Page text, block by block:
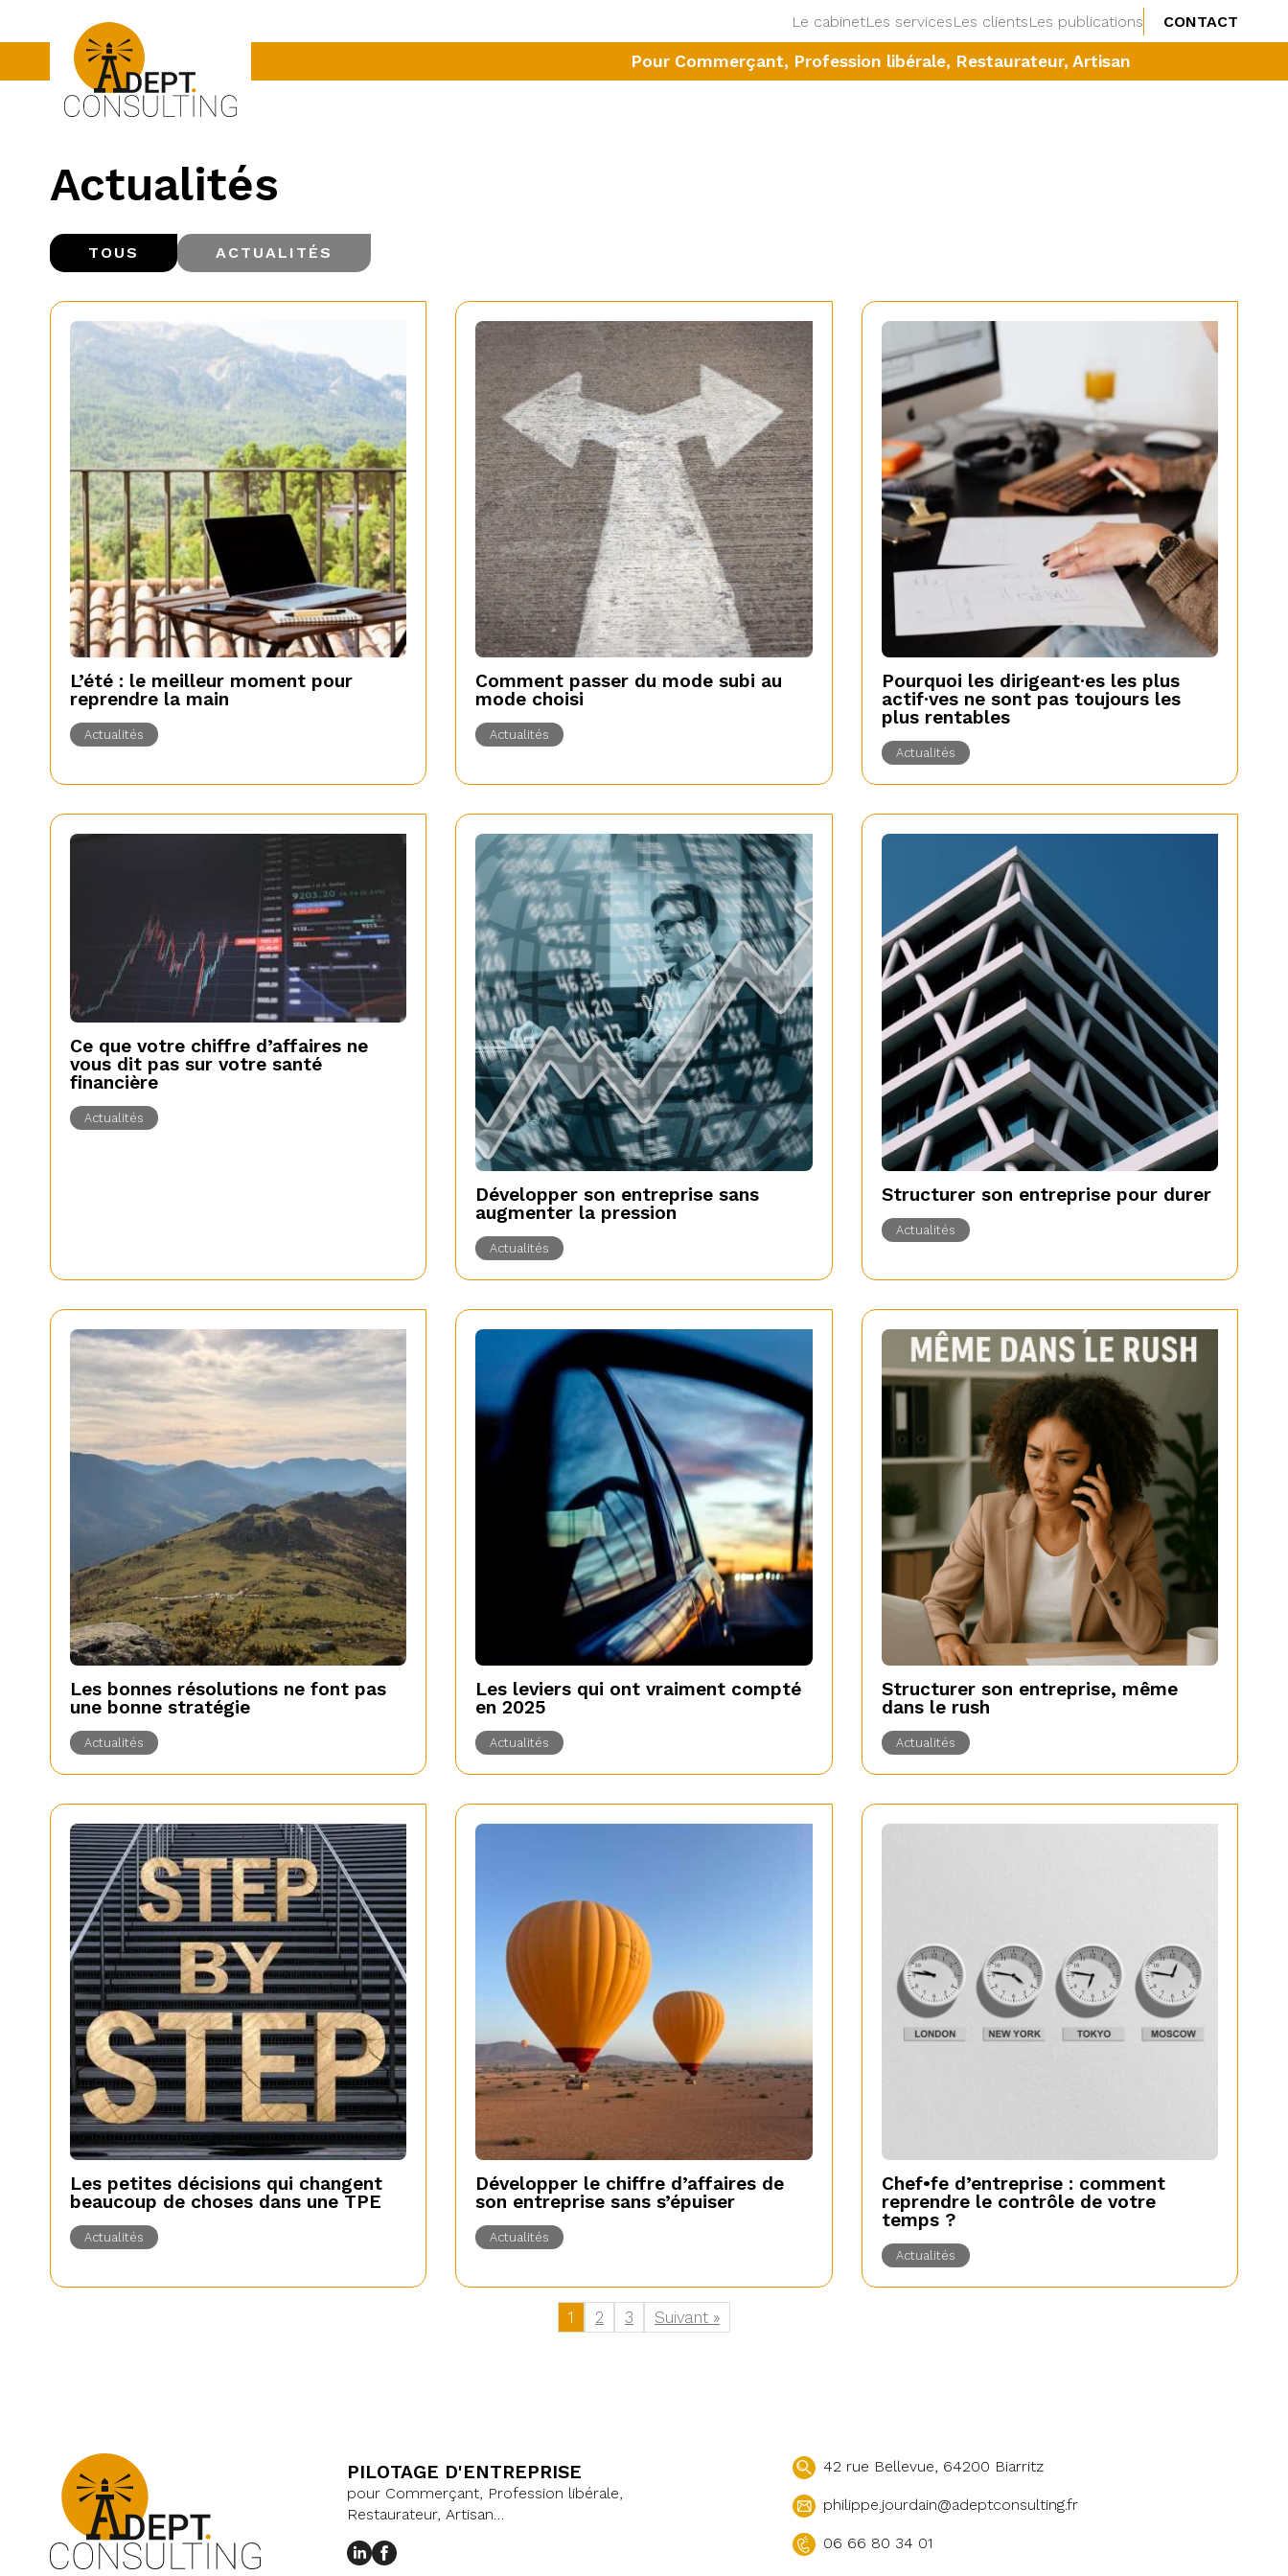
Le cabinetLes servicesLes clientsLes publications CONTACT
Pour Commerçant, Profession libérale, Restaurateur, Artisan
Actualités
TOUS ACTUALITÉS
L’été : le meilleur moment pour
reprendre la main
Actualités
Comment passer du mode subi au
mode choisi
Actualités
Pourquoi les dirigeant·es les plus
actif·ves ne sont pas toujours les
plus rentables
Actualités
Ce que votre chiffre d’affaires ne
vous dit pas sur votre santé
financière
Actualités
Développer son entreprise sans
augmenter la pression
Actualités
Structurer son entreprise pour durer
Actualités
Les bonnes résolutions ne font pas
une bonne stratégie
Actualités
Les leviers qui ont vraiment compté
en 2025
Actualités
Structurer son entreprise, même
dans le rush
Actualités
Les petites décisions qui changent
beaucoup de choses dans une TPE
Actualités
Développer le chiffre d’affaires de
son entreprise sans s’épuiser
Actualités
Chef•fe d’entreprise : comment
reprendre le contrôle de votre
temps ?
Actualités
1 2 3 Suivant »
PILOTAGE D'ENTREPRISE
pour Commerçant, Profession libérale,
Restaurateur, Artisan…
42 rue Bellevue, 64200 Biarritz
philippe.jourdain@adeptconsulting.fr
06 66 80 34 01